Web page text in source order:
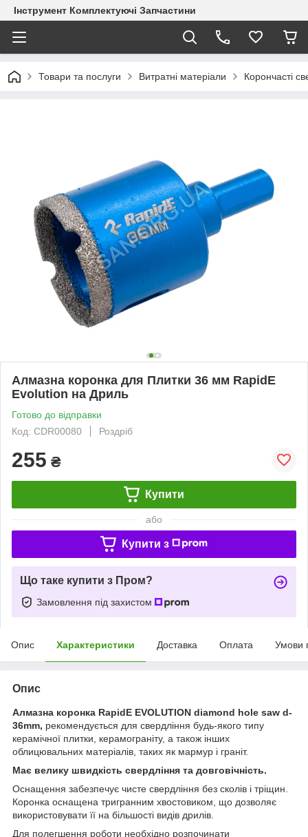
Інструмент Комплектуючі Запчастини
Товари та послуги Витратні матеріали Корончасті
Алмазна коронка для Плитки 36 мм RapidE
Evolution на Дриль
Готово до відправки
Код: CDR00080
Роздріб
255 ₴
Купити
або
Купити з
Що таке купити з Пром?
Замовлення під захистом
Опис Характеристики Доставка Оплата Умови
Опис
Алмазна коронка RapidE EVOLUTION diamond hole saw d-
36mm, рекомендується для свердління будь-якого типу
керамічної плитки, керамограніту, а також інших
облицювальних матеріалів, таких як мармур і граніт.
Має велику швидкість свердління та довговічність.
Оснащення забезпечує чисте свердління без сколів і тріщин.
Коронка оснащена тригранним хвостовиком, що дозволяє
використовувати її на більшості видів дрилів.
Для полегшення роботи необхідно розпочинати